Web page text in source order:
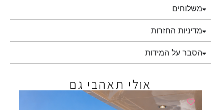
משלוחים
מדיניות החזרות
הסבר על המידות
אולי תאהבי גם